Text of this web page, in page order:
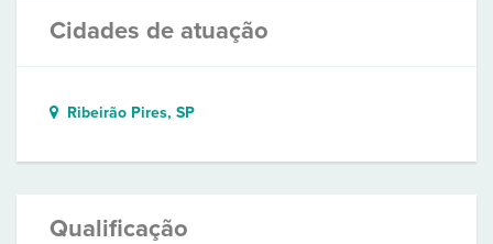
Cidades de atuação
Ribeirão Pires, SP
Qualificação